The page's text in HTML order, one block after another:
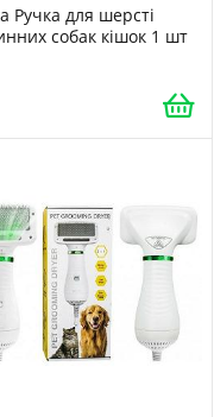
Ручка для шерсті
собак кішок 1 шт